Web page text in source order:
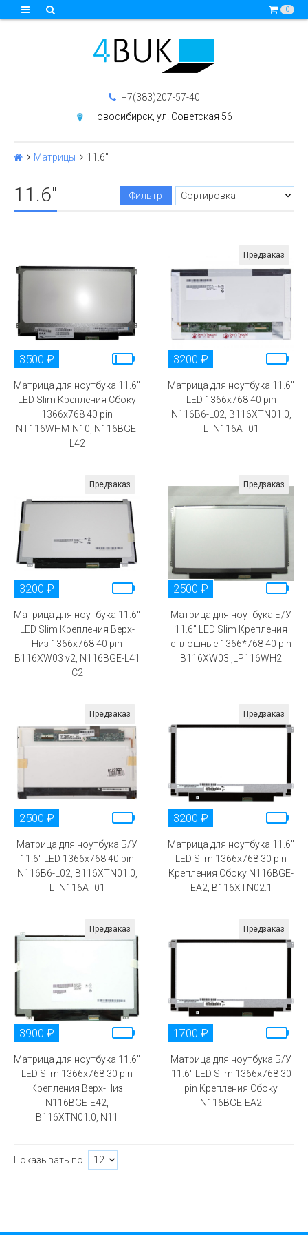
0
+7(383)207-57-40
Новосибирск, ул. Советская 56
Матрицы 11.6"
11.6" Фильтр
3500 ₽
Матрица для ноутбука 11.6"
LED Slim Крепления Сбоку
1366x768 40 pin
NT116WHM-N10, N116BGE-
L42
Предзаказ
3200 ₽
Матрица для ноутбука 11.6"
LED 1366x768 40 pin
N116B6-L02, B116XTN01.0,
LTN116AT01
Предзаказ
3200 ₽
Матрица для ноутбука 11.6"
LED Slim Крепления Верх-
Низ 1366x768 40 pin
B116XW03 v2, N116BGE-L41
C2
Предзаказ
2500 ₽
Матрица для ноутбука Б/У
11.6" LED Slim Крепления
сплошные 1366*768 40 pin
B116XW03 ,LP116WH2
Предзаказ
2500 ₽
Матрица для ноутбука Б/У
11.6" LED 1366x768 40 pin
N116B6-L02, B116XTN01.0,
LTN116AT01
Предзаказ
3200 ₽
Матрица для ноутбука 11.6"
LED Slim 1366x768 30 pin
Крепления Сбоку N116BGE-
EA2, B116XTN02.1
Предзаказ
3900 ₽
Матрица для ноутбука 11.6"
LED Slim 1366x768 30 pin
Крепления Верх-Низ
N116BGE-E42,
B116XTN01.0, N11
Предзаказ
1700 ₽
Матрица для ноутбука Б/У
11.6" LED Slim 1366x768 30
pin Крепления Сбоку
N116BGE-EA2
Показывать по